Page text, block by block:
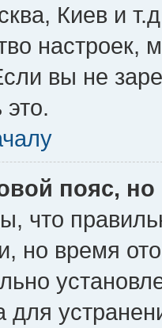
Киев и
настроек,
вы не
пояс,
что
но время
для